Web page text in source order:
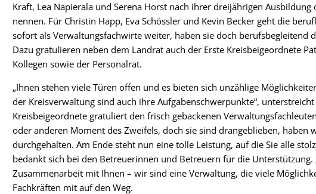
Kraft, Lea Napierala und Serena Horst nach ihrer dreijährigen
nennen. Für Christin Happ, Eva Schössler und Kevin Becker geht die
sofort als Verwaltungsfachwirte weiter, haben sie doch berufsbegleitend
Dazu gratulieren neben dem Landrat auch der Erste Kreisbeigeordnete
Kollegen sowie der Personalrat.
„Ihnen stehen viele Türen offen und es bieten sich unzählige
der Kreisverwaltung sind auch ihre Aufgabenschwerpunkte“,
Kreisbeigeordnete gratuliert den frisch gebackenen
oder anderen Moment des Zweifels, doch sie sind drangeblieben, haben
durchgehalten. Am Ende steht nun eine tolle Leistung, auf die Sie alle
bedankt sich bei den Betreuerinnen und Betreuern für die
Zusammenarbeit mit Ihnen – wir sind eine Verwaltung, die viele
Fachkräften mit auf den Weg.